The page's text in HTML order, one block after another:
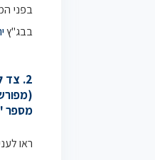
בפני
בבג"ץ
2. צד
מספר
ראו